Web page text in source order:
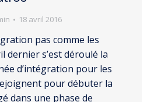
18 avril 2016
pas comme les
dernier s’est déroulé la
d’intégration pour les
pour débuter la
dans une phase de